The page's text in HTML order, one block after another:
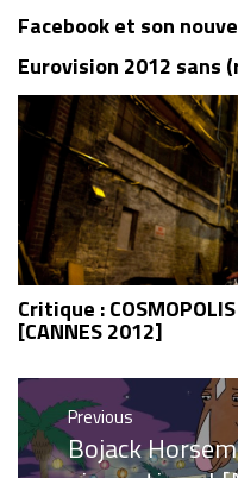
Facebook et son
Eurovision 2012 sans
Critique :
[CANNES 2012]
Navigation
de
Previous
Previous
Bojack